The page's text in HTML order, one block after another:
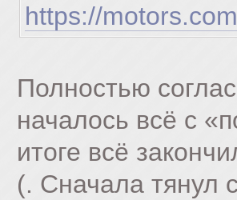
https://
Полностью
началось всё с
итоге всё
(. Сначала тянул